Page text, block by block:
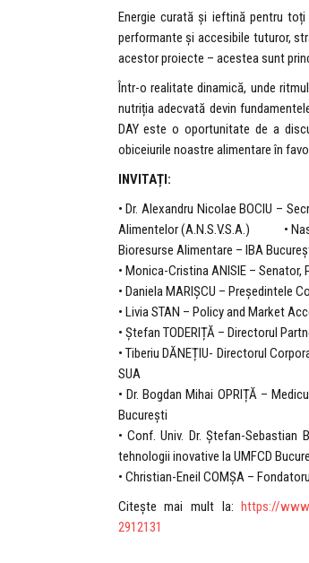
Energie curată și ieftină pentru
performante și accesibile tuturor,
acestor proiecte – acestea sunt
Într-o realitate dinamică, unde
nutriția adecvată devin
DAY este o oportunitate de a
obiceiurile noastre alimentare în
INVITAȚI:
• Dr. Alexandru Nicolae BOCIU –
Alimentelor (A.N.S.V.S.A.) •
Bioresurse Alimentare – IBA
• Monica-Cristina ANISIE –
• Daniela MARIȘCU – Președintele
• Livia STAN – Policy and Market
• Ștefan TODERIȚĂ – Directorul
• Tiberiu DĂNEȚIU- Directorul
SUA
• Dr. Bogdan Mihai OPRIȚĂ –
București
• Conf. Univ. Dr. Ștefan-
tehnologii inovative la UMFCD
• Christian-Eneil COMȘA –
Citește mai mult la: https://
2912131